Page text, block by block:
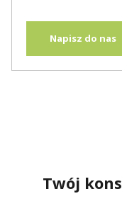
Napisz do nas
Twój